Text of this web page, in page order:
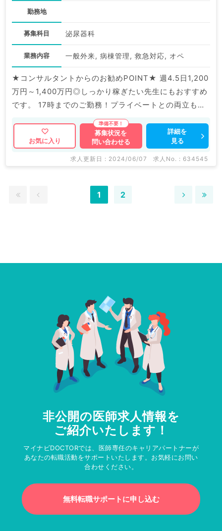
勤務地
募集科目 泌尿器科
業務内容 一般外来, 病棟管理, 救急対応, オペ
★コンサルタントからのお勧めPOINT★ 週4.5日1,200
万円～1,400万円◎しっかり稼ぎたい先生にもおすすめ
です。 17時までのご勤務！プライベートとの両立も可
￣￣￣￣￣￣￣￣￣￣￣￣￣￣￣￣￣￣￣￣￣￣￣ マ
イナビDOCTORでは病院やクリニックなどの医療機関
求人はもちろんのこと、 掲載情報以外にも産業医等の
お気軽にお問合せ下さい。
お気に入り
募集状況を
問い合わせる
詳細を
見る
求人更新日 : 2024/06/07 求人No. : 634545
1 2
非公開の医師求人情報を
ご紹介いたします！
マイナビDOCTORでは、医師専任のキャリアパートナーが
あなたの転職活動をサポートいたします。お気軽にお問い
合わせください。
無料転職サポートに申し込む